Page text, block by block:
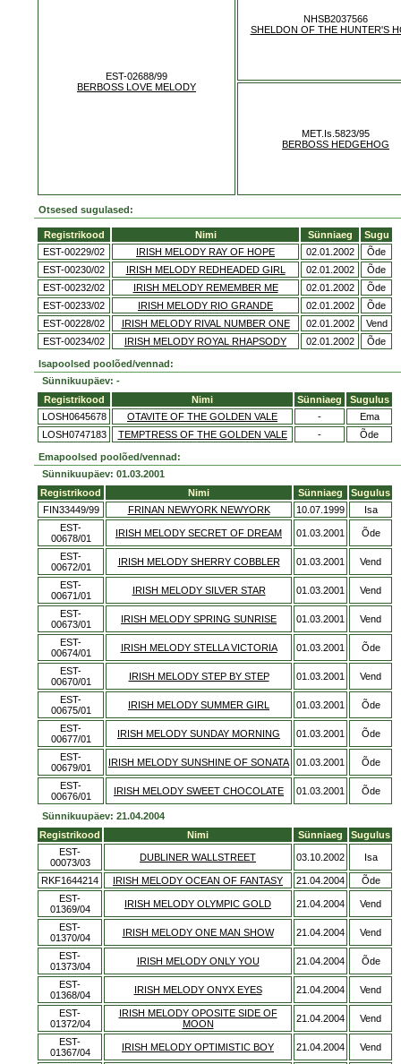
EST-02688/99
BERBOSS LOVE MELODY
NHSB2037566
SHELDON OF THE HUNTER'S
MET.Is.5823/95
BERBOSS HEDGEHOG
Otsesed sugulased:
Registrikood Nimi Sünniaeg
Sugu
EST-00229/02
IRISH MELODY RAY OF HOPE 02.01.2002
Õde
EST-00230/02
IRISH MELODY REDHEADED GIRL 02.01.2002
Õde
EST-00232/02
IRISH MELODY REMEMBER ME 02.01.2002
Õde
EST-00233/02
IRISH MELODY RIO GRANDE 02.01.2002
Õde
EST-00228/02
IRISH MELODY RIVAL NUMBER ONE 02.01.2002
Vend
EST-00234/02
IRISH MELODY ROYAL RHAPSODY 02.01.2002 Õde
Isapoolsed poolõed/vennad:
Sünnikuupäev: -
Registrikood
Nimi Sünniaeg
Sugulus
LOSH0645678
OTAVITE OF THE GOLDEN VALE -
Ema
LOSH0747183
TEMPTRESS OF THE GOLDEN VALE - Õde
Emapoolsed poolõed/vennad:
Sünnikuupäev: 01.03.2001
Registrikood
Nimi Sünniaeg
Sugulus
FIN33449/99
FRINAN NEWYORK NEWYORK 10.07.1999
Isa
EST-
00678/01
IRISH MELODY SECRET OF DREAM 01.03.2001 Õde
EST-
00672/01
IRISH MELODY SHERRY COBBLER 01.03.2001 Vend
EST-
00671/01
IRISH MELODY SILVER STAR 01.03.2001 Vend
EST-
00673/01
IRISH MELODY SPRING SUNRISE 01.03.2001 Vend
EST-
00674/01
IRISH MELODY STELLA VICTORIA 01.03.2001 Õde
EST-
00670/01
IRISH MELODY STEP BY STEP 01.03.2001 Vend
EST-
00675/01
IRISH MELODY SUMMER GIRL 01.03.2001 Õde
EST-
00677/01
IRISH MELODY SUNDAY MORNING 01.03.2001 Õde
EST-
00679/01
IRISH MELODY SUNSHINE OF SONATA 01.03.2001 Õde
EST-
00676/01
IRISH MELODY SWEET CHOCOLATE 01.03.2001 Õde
Sünnikuupäev: 21.04.2004
Registrikood
Nimi Sünniaeg
Sugulus
EST-
00073/03
DUBLINER WALLSTREET 03.10.2002 Isa
RKF1644214 IRISH MELODY OCEAN OF FANTASY 21.04.2004
Õde
EST-
01369/04
IRISH MELODY OLYMPIC GOLD 21.04.2004 Vend
EST-
01370/04
IRISH MELODY ONE MAN SHOW 21.04.2004 Vend
EST-
01373/04
IRISH MELODY ONLY YOU 21.04.2004 Õde
EST-
01368/04
IRISH MELODY ONYX EYES 21.04.2004 Vend
EST-
01372/04
IRISH MELODY OPOSITE SIDE OF
MOON
21.04.2004 Vend
EST-
01367/04
IRISH MELODY OPTIMISTIC BOY 21.04.2004 Vend